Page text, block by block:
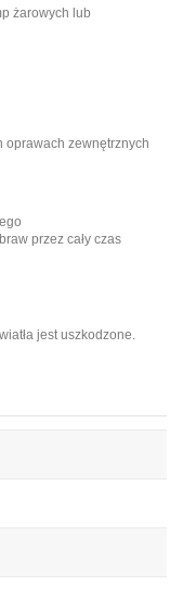
żarowych lub
oprawach zewnętrznych
przez cały czas
jest uszkodzone.